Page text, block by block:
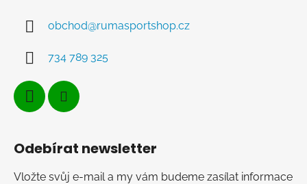
obchod@rumasportshop.cz
734 789 325
Odebírat newsletter
Vložte svůj e-mail a my vám budeme zasílat informace